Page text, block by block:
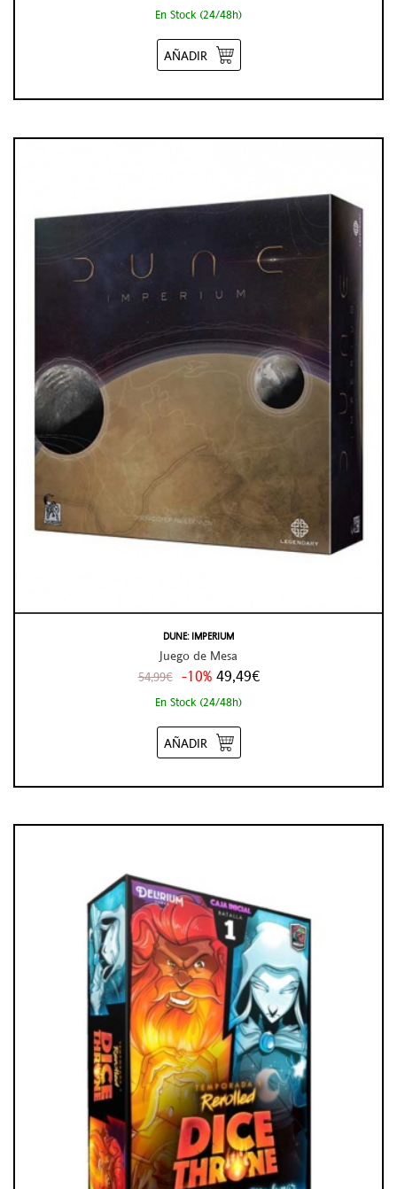
En Stock (24/48h)
AÑADIR
DUNE: IMPERIUM
Juego de Mesa
54,99€ -10% 49,49€
En Stock (24/48h)
AÑADIR